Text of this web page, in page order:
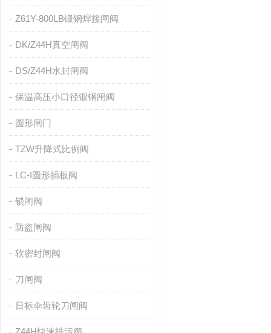
Z61Y-800LB锻钢焊接闸阀
DK/Z44H真空闸阀
DS/Z44H水封闸阀
保温高压小口径锻钢闸阀
圆形闸门
TZW升降式比例阀
LC-I圆形插板阀
锁闭阀
防盗闸阀
软密封闸阀
刀闸阀
日标伞齿轮刀闸阀